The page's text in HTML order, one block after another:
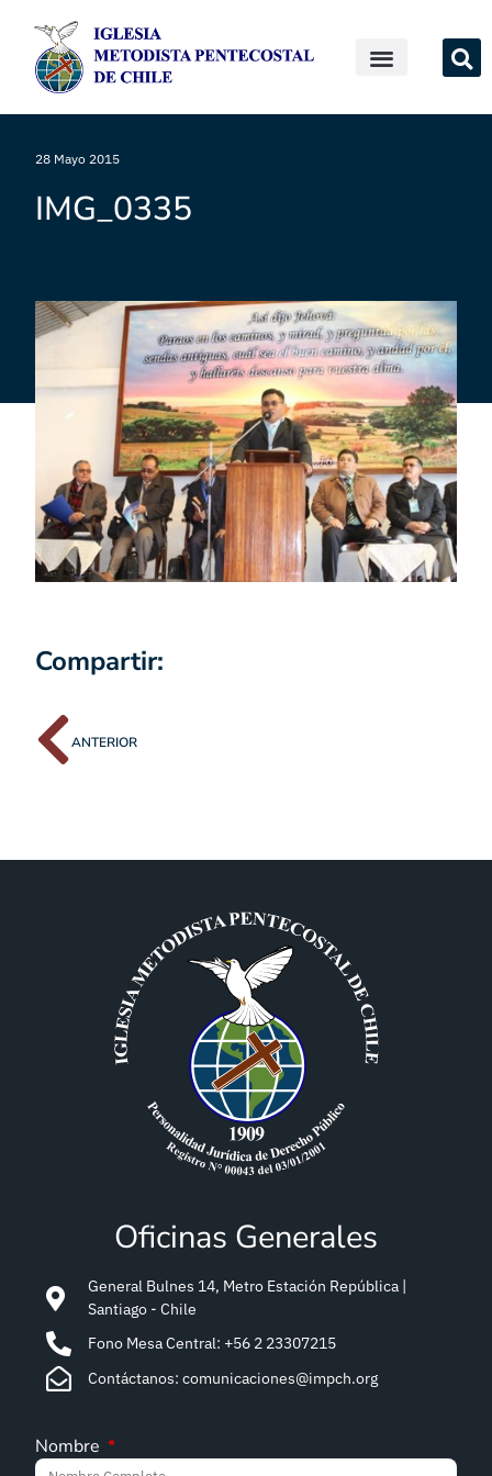
28 Mayo 2015
IMG_0335
Compartir:
ANTERIOR
Oficinas Generales
General Bulnes 14, Metro Estación República |
Santiago - Chile
Fono Mesa Central: +56 2 23307215
Contáctanos: comunicaciones@impch.org
Nombre